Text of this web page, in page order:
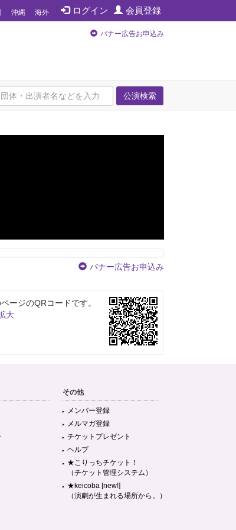
ログイン 会員登録
沖縄 海外
バナー広告お申込み
公演検索
バナー広告お申込み
ージのQRコードです。
大
その他
メンバー登録
メルマガ登録
チケットプレゼント
ヘルプ
★こりっちチケット！
（チケット管理システム）
★keicoba [new!]
（演劇が生まれる場所から。）